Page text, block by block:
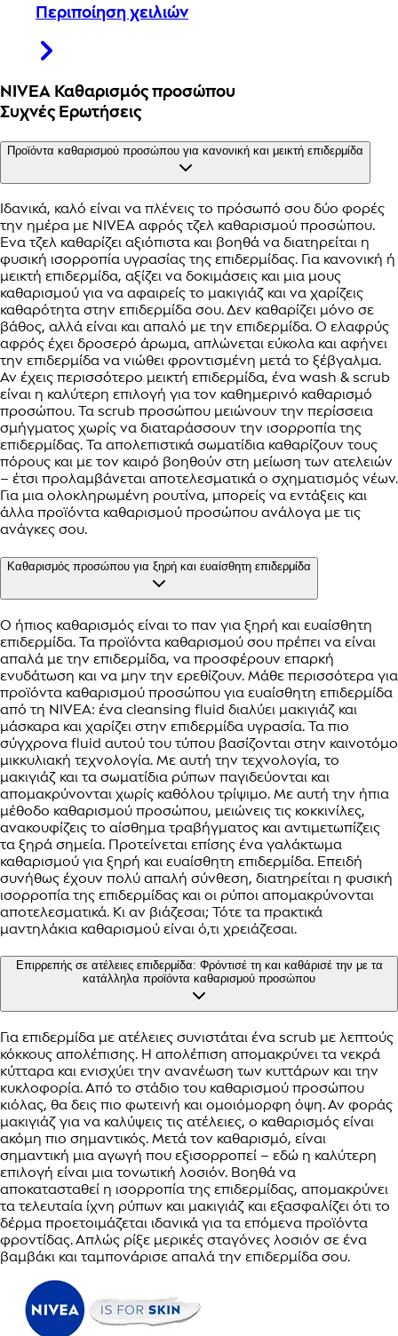
Περιποίηση χειλιών
NIVEA Καθαρισμός προσώπου
Συχνές Ερωτήσεις
Προϊόντα καθαρισμού προσώπου για κανονική και μεικτή επιδερμίδα
Ιδανικά, καλό είναι να πλένεις το πρόσωπό σου δύο φορές
την ημέρα με NIVEA αφρός τζελ καθαρισμού προσώπου.
Ένα τζελ καθαρίζει αξιόπιστα και βοηθά να διατηρείται η
φυσική ισορροπία υγρασίας της επιδερμίδας. Για κανονική ή
μεικτή επιδερμίδα, αξίζει να δοκιμάσεις και μια μους
καθαρισμού για να αφαιρείς το μακιγιάζ και να χαρίζεις
καθαρότητα στην επιδερμίδα σου. Δεν καθαρίζει μόνο σε
βάθος, αλλά είναι και απαλό με την επιδερμίδα. Ο ελαφρύς
αφρός έχει δροσερό άρωμα, απλώνεται εύκολα και αφήνει
την επιδερμίδα να νιώθει φροντισμένη μετά το ξέβγαλμα.
Αν έχεις περισσότερο μεικτή επιδερμίδα, ένα wash & scrub
είναι η καλύτερη επιλογή για τον καθημερινό καθαρισμό
προσώπου. Τα scrub προσώπου μειώνουν την περίσσεια
σμήγματος χωρίς να διαταράσσουν την ισορροπία της
επιδερμίδας. Τα απολεπιστικά σωματίδια καθαρίζουν τους
πόρους και με τον καιρό βοηθούν στη μείωση των ατελειών
– έτσι προλαμβάνεται αποτελεσματικά ο σχηματισμός νέων.
Για μια ολοκληρωμένη ρουτίνα, μπορείς να εντάξεις και
άλλα προϊόντα καθαρισμού προσώπου ανάλογα με τις
ανάγκες σου.
Καθαρισμός προσώπου για ξηρή και ευαίσθητη επιδερμίδα
Ο ήπιος καθαρισμός είναι το παν για ξηρή και ευαίσθητη
επιδερμίδα. Τα προϊόντα καθαρισμού σου πρέπει να είναι
απαλά με την επιδερμίδα, να προσφέρουν επαρκή
ενυδάτωση και να μην την ερεθίζουν. Μάθε περισσότερα για
προϊόντα καθαρισμού προσώπου για ευαίσθητη επιδερμίδα
από τη NIVEA: ένα cleansing fluid διαλύει μακιγιάζ και
μάσκαρα και χαρίζει στην επιδερμίδα υγρασία. Τα πιο
σύγχρονα fluid αυτού του τύπου βασίζονται στην καινοτόμο
μικκυλιακή τεχνολογία. Με αυτή την τεχνολογία, το
μακιγιάζ και τα σωματίδια ρύπων παγιδεύονται και
απομακρύνονται χωρίς καθόλου τρίψιμο. Με αυτή την ήπια
μέθοδο καθαρισμού προσώπου, μειώνεις τις κοκκινίλες,
ανακουφίζεις το αίσθημα τραβήγματος και αντιμετωπίζεις
τα ξηρά σημεία. Προτείνεται επίσης ένα γαλάκτωμα
καθαρισμού για ξηρή και ευαίσθητη επιδερμίδα. Επειδή
συνήθως έχουν πολύ απαλή σύνθεση, διατηρείται η φυσική
ισορροπία της επιδερμίδας και οι ρύποι απομακρύνονται
αποτελεσματικά. Κι αν βιάζεσαι; Τότε τα πρακτικά
μαντηλάκια καθαρισμού είναι ό,τι χρειάζεσαι.
Επιρρεπής σε ατέλειες επιδερμίδα: Φρόντισέ τη και καθάρισέ την με τα
κατάλληλα προϊόντα καθαρισμού προσώπου
Για επιδερμίδα με ατέλειες συνιστάται ένα scrub με λεπτούς
κόκκους απολέπισης. Η απολέπιση απομακρύνει τα νεκρά
κύτταρα και ενισχύει την ανανέωση των κυττάρων και την
κυκλοφορία. Από το στάδιο του καθαρισμού προσώπου
κιόλας, θα δεις πιο φωτεινή και ομοιόμορφη όψη. Αν φοράς
μακιγιάζ για να καλύψεις τις ατέλειες, ο καθαρισμός είναι
ακόμη πιο σημαντικός. Μετά τον καθαρισμό, είναι
σημαντική μια αγωγή που εξισορροπεί – εδώ η καλύτερη
επιλογή είναι μια τονωτική λοσιόν. Βοηθά να
αποκατασταθεί η ισορροπία της επιδερμίδας, απομακρύνει
τα τελευταία ίχνη ρύπων και μακιγιάζ και εξασφαλίζει ότι το
δέρμα προετοιμάζεται ιδανικά για τα επόμενα προϊόντα
φροντίδας. Απλώς ρίξε μερικές σταγόνες λοσιόν σε ένα
βαμβάκι και ταμπονάρισε απαλά την επιδερμίδα σου.